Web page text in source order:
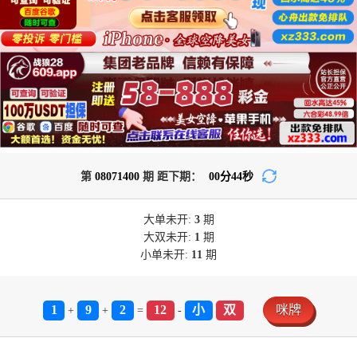
第 08071400 期 距下期： 00分44秒
大单未开: 3期
大双未开: 1期
小单未开: 11 期
1 + 9 + 2 = 12 - 小 双 咪牌